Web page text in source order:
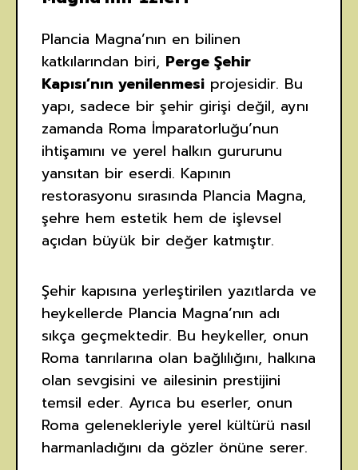
Plancia Magna’nın en bilinen
katkılarından biri, Perge Şehir
Kapısı’nın yenilenmesi projesidir. Bu
yapı, sadece bir şehir girişi değil, aynı
zamanda Roma İmparatorluğu’nun
ihtişamını ve yerel halkın gururunu
yansıtan bir eserdi. Kapının
restorasyonu sırasında Plancia Magna,
şehre hem estetik hem de işlevsel
açıdan büyük bir değer katmıştır.
Şehir kapısına yerleştirilen yazıtlarda ve
heykellerde Plancia Magna’nın adı
sıkça geçmektedir. Bu heykeller, onun
Roma tanrılarına olan bağlılığını, halkına
olan sevgisini ve ailesinin prestijini
temsil eder. Ayrıca bu eserler, onun
Roma gelenekleriyle yerel kültürü nasıl
harmanladığını da gözler önüne serer.